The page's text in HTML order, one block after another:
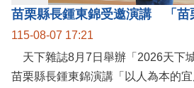
115-08-07 17:21
天下雜誌8月7日舉辦「2026天下
苗栗縣長鍾東錦演講「以人為本的